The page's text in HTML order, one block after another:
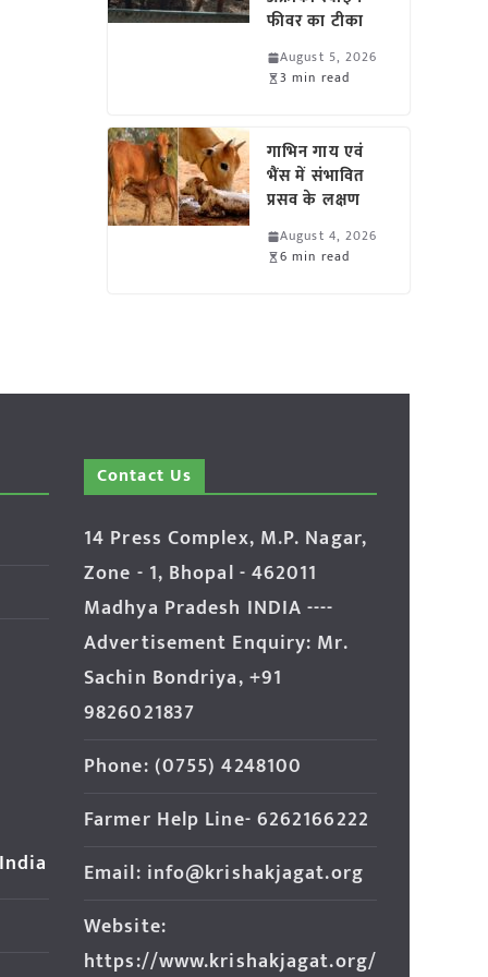
फीवर का टीका
August 5, 2026
3 min read
गाभिन गाय एवं
भैंस में संभावित
प्रसव के लक्षण
August 4, 2026
6 min read
Contact Us
14 Press Complex, M.P. Nagar,
Zone - 1, Bhopal - 462011
Madhya Pradesh INDIA ----
Advertisement Enquiry: Mr.
Sachin Bondriya, +91
9826021837
Phone: (0755) 4248100
Farmer Help Line- 6262166222
Email: info@krishakjagat.org
Website:
https://www.krishakjagat.org/